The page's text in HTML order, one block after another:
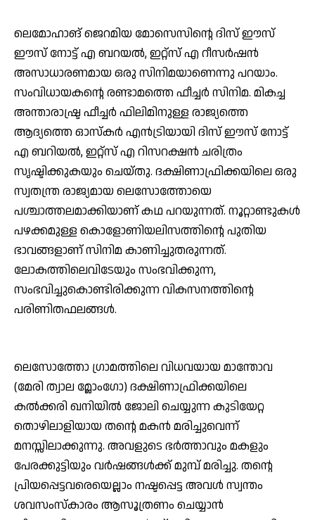
ലെമോഹാങ് ജെറമിയ മോസെസിന്റെ ദിസ് ഈസ്
ഈസ് നോട്ട് എ ബറയല്‍, ഇറ്റ്സ് എ റീസര്‍ഷന്‍
അസാധാരണമായ ഒരു സിനിമയാണെന്നു പറയാം.
സംവിധായകന്റെ രണ്ടാമത്തെ ഫീച്ചര്‍ സിനിമ. മികച്ച
അന്താരാഷ്ട്ര ഫീച്ചര്‍ ഫിലിമിനുള്ള രാജ്യത്തെ
ആദ്യത്തെ ഓസ്‌കര്‍ എന്‍ട്രിയായി ദിസ് ഈസ് നോട്ട്
എ ബറിയല്‍, ഇറ്റ്‌സ് എ റിസറക്ഷന്‍ ചരിത്രം
സൃഷ്ടിക്കുകയും ചെയ്തു. ദക്ഷിണാഫ്രിക്കയിലെ ഒരു
സ്വതന്ത്ര രാജ്യമായ ലെസോത്തോയെ
പശ്ചാത്തലമാക്കിയാണ് കഥ പറയുന്നത്. നൂറ്റാണ്ടുകള്‍
പഴക്കമുള്ള കൊളോണിയലിസത്തിന്റെ പുതിയ
ഭാവങ്ങളാണ് സിനിമ കാണിച്ചുതരുന്നത്.
ലോകത്തിലെവിടേയും സംഭവിക്കുന്ന,
സംഭവിച്ചുകൊണ്ടിരിക്കുന്ന വികസനത്തിന്റെ
പരിണിതഫലങ്ങള്‍.
ലെസോത്തോ ഗ്രാമത്തിലെ വിധവയായ മാന്തോവ
(മേരി ത്വാല മ്ലോംഗോ) ദക്ഷിണാഫ്രിക്കയിലെ
കല്‍ക്കരി ഖനിയില്‍ ജോലി ചെയ്യുന്ന കുടിയേറ്റ
തൊഴിലാളിയായ തന്റെ മകന്‍ മരിച്ചുവെന്ന്
മനസ്സിലാക്കുന്നു. അവളുടെ ഭര്‍ത്താവും മകളും
പേരക്കുട്ടിയും വര്‍ഷങ്ങള്‍ക്ക് മുമ്പ് മരിച്ചു. തന്റെ
പ്രിയപ്പെട്ടവരെയെല്ലാം നഷ്ടപ്പെട്ട അവള്‍ സ്വന്തം
ശവസംസ്‌കാരം ആസൂത്രണം ചെയ്യാന്‍